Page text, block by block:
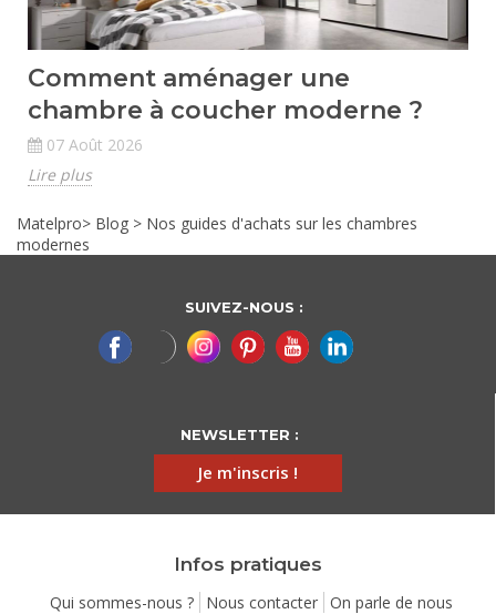
Comment aménager une
chambre à coucher moderne ?
07 Août 2026
Lire plus
Matelpro> Blog > Nos guides d'achats sur les chambres
modernes
SUIVEZ-NOUS :
NEWSLETTER :
Je m'inscris !
Infos pratiques
Qui sommes-nous ? Nous contacter On parle de nous